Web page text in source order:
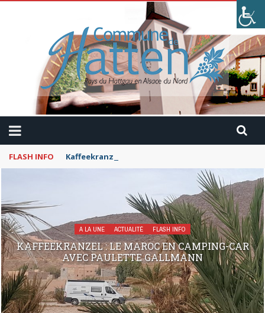
FLASH INFO Kaffeekranzel : Le Maroc en camping-car avec
A LA UNE ACTUALITÉ FLASH INFO
KAFFEEKRANZEL : LE MAROC EN CAMPING-CAR
AVEC PAULETTE GALLMANN